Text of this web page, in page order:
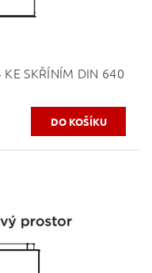
SKŘÍNÍM DIN 640